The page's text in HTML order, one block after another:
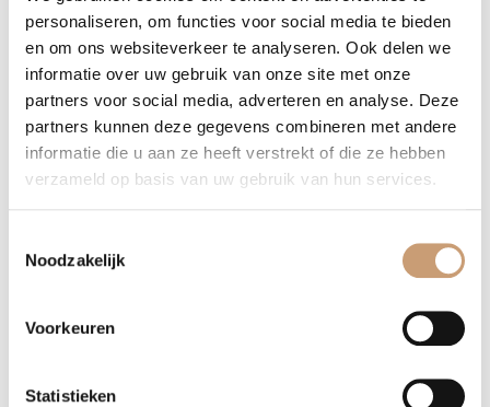
personaliseren, om functies voor social media te bieden
en om ons websiteverkeer te analyseren. Ook delen we
informatie over uw gebruik van onze site met onze
partners voor social media, adverteren en analyse. Deze
partners kunnen deze gegevens combineren met andere
informatie die u aan ze heeft verstrekt of die ze hebben
verzameld op basis van uw gebruik van hun services.
Noodzakelijk
Voorkeuren
Statistieken
Levertijden eetkamerstoel met wieltjes
De levertijden van de stoelen zijn standaard zo’n 6 tot 8 weken
vanaf het moment van bestellen. Bent u benieuwd naar de
mogelijkheden? Wenst u een prijsopgave van ons te ontvangen
vullen, u kunt een email aan ons toezenden of u kunt even
telefonisch contact met ons opnemen via: 035-7513098